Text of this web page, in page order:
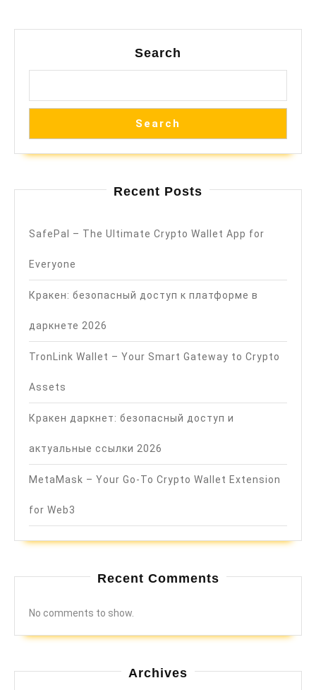
Search
Search
Recent Posts
SafePal – The Ultimate Crypto Wallet App for
Everyone
Кракен: безопасный доступ к платформе в
даркнете 2026
TronLink Wallet – Your Smart Gateway to Crypto
Assets
Кракен даркнет: безопасный доступ и
актуальные ссылки 2026
MetaMask – Your Go-To Crypto Wallet Extension
for Web3
Recent Comments
No comments to show.
Archives